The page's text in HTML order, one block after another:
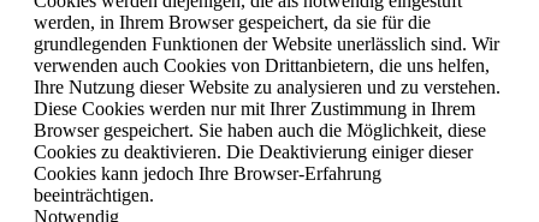
werden, in Ihrem Browser gespeichert, da sie für die
grundlegenden Funktionen der Website unerlässlich sind. Wir
verwenden auch Cookies von Drittanbietern, die uns helfen,
Ihre Nutzung dieser Website zu analysieren und zu verstehen.
Diese Cookies werden nur mit Ihrer Zustimmung in Ihrem
Browser gespeichert. Sie haben auch die Möglichkeit, diese
Cookies zu deaktivieren. Die Deaktivierung einiger dieser
Cookies kann jedoch Ihre Browser-Erfahrung
beeinträchtigen.
Notwendig